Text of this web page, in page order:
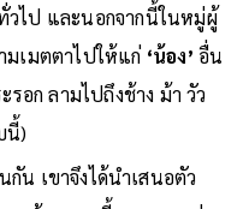
วไป และนอกจากนี้ในหมู่ผู้
มเมตตาไปให้แก่ ‘น้อง’ อื่น
รอก ลามไปถึงช้าง ม้า วัว
นี้)
น เขาจึงได้นำเสนอตัว